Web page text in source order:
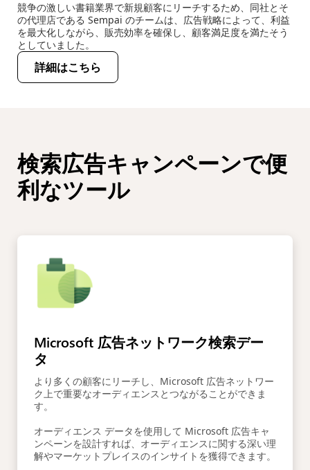
競争の激しい書籍業界で新規顧客にリーチするため、同社とそ
の代理店である Sempai のチームは、広告戦略によって、利益
を最大化しながら、販売効率を確保し、顧客満足度を満たそう
としていました。
詳細はこちら
検索広告キャンペーンで便
利なツール
Microsoft 広告ネットワーク検索デー
タ
より多くの顧客にリーチし、Microsoft 広告ネットワー
ク上で重要なオーディエンスとつながることができま
す。
オーディエンス データを使用して Microsoft 広告キャ
ンペーンを設計すれば、オーディエンスに関する深い理
解やマーケットプレイスのインサイトを獲得できます。